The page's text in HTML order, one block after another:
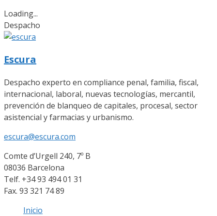
Loading...
Despacho
Escura
Despacho experto en compliance penal, familia, fiscal,
internacional, laboral, nuevas tecnologías, mercantil,
prevención de blanqueo de capitales, procesal, sector
asistencial y farmacias y urbanismo.
escura@escura.com
Comte d’Urgell 240, 7º B
08036 Barcelona
Telf. +34 93 494 01 31
Fax. 93 321 74 89
Inicio